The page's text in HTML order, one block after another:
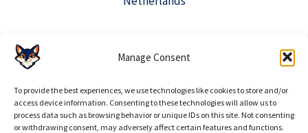
Manage Consent
To provide the best experiences, we use technologies like cookies to store and/or
access device information. Consenting to these technologies will allow us to
process data such as browsing behavior or unique IDs on this site. Not consenting
or withdrawing consent, may adversely affect certain features and functions.
info@aioclicks.com